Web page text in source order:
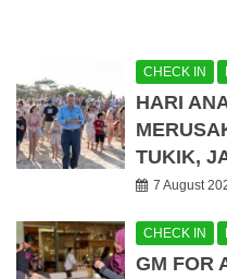
CHECK IN
HARI
TUKIK,
7 August
CHECK IN
GM FOR